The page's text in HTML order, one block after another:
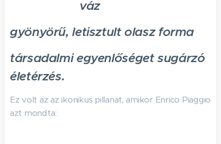
váz
gyönyörű, letisztult olasz forma
társadalmi egyenlőséget sugárzó
életérzés.
Ez volt az az ikonikus pillanat, amikor Enrico Piaggio
azt mondta: